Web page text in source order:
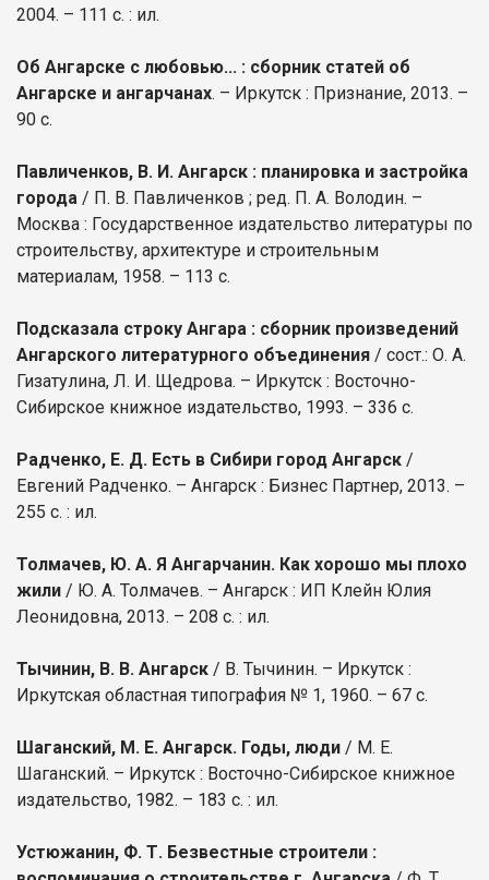
2004. – 111 с. : ил.
Об Ангарске с любовью... : сборник статей об
Ангарске и ангарчанах. – Иркутск : Признание, 2013. –
90 с.
Павличенков, В. И. Ангарск : планировка и застройка
города / П. В. Павличенков ; ред. П. А. Володин. –
Москва : Государственное издательство литературы по
строительству, архитектуре и строительным
материалам, 1958. – 113 с.
Подсказала строку Ангара : сборник произведений
Ангарского литературного объединения / сост.: О. А.
Гизатулина, Л. И. Щедрова. – Иркутск : Восточно-
Сибирское книжное издательство, 1993. – 336 с.
Радченко, Е. Д. Есть в Сибири город Ангарск /
Евгений Радченко. – Ангарск : Бизнес Партнер, 2013. –
255 с. : ил.
Толмачев, Ю. А. Я Ангарчанин. Как хорошо мы плохо
жили / Ю. А. Толмачев. – Ангарск : ИП Клейн Юлия
Леонидовна, 2013. – 208 с. : ил.
Тычинин, В. В. Ангарск / В. Тычинин. – Иркутск :
Иркутская областная типография № 1, 1960. – 67 с.
Шаганский, М. Е. Ангарск. Годы, люди / М. Е.
Шаганский. – Иркутск : Восточно-Сибирское книжное
издательство, 1982. – 183 с. : ил.
Устюжанин, Ф. Т. Безвестные строители :